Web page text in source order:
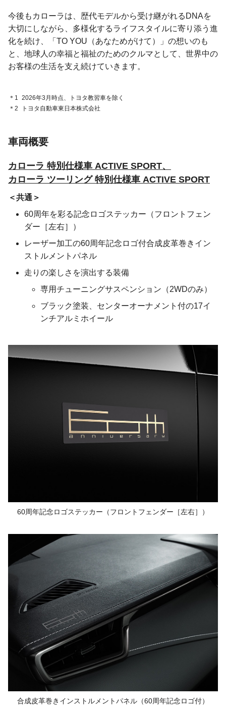
今後もカローラは、歴代モデルから受け継がれるDNAを
大切にしながら、多様化するライフスタイルに寄り添う進
化を続け、「TO YOU（あなためがけて）」の想いのも
と、地球人の幸福と福祉のためのクルマとして、世界中の
お客様の生活を支え続けていきます。
＊1 2026年3月時点、トヨタ教習車を除く
＊2
トヨタ自動車東日本株式会社
車両概要
カローラ 特別仕様車 ACTIVE SPORT、
カローラ ツーリング 特別仕様車 ACTIVE SPORT
共通
60周年を彩る記念ロゴステッカー（フロントフェン
ダー［左右］）
レーザー加工の60周年記念ロゴ付合成皮革巻きイン
ストルメントパネル
走りの楽しさを演出する装備
専用チューニングサスペンション（2WDのみ）
ブラック塗装、センターオーナメント付の17イ
ンチアルミホイール
60周年記念ロゴステッカー （フロントフェンダー［左右］）
合成皮革巻きインストルメントパネル （60周年記念ロゴ付）